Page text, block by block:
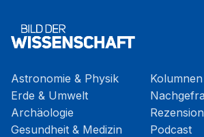
Astronomie & Physik
Erde & Umwelt
Archäologie
Gesundheit & Medizin
Kolumnen
Podcast